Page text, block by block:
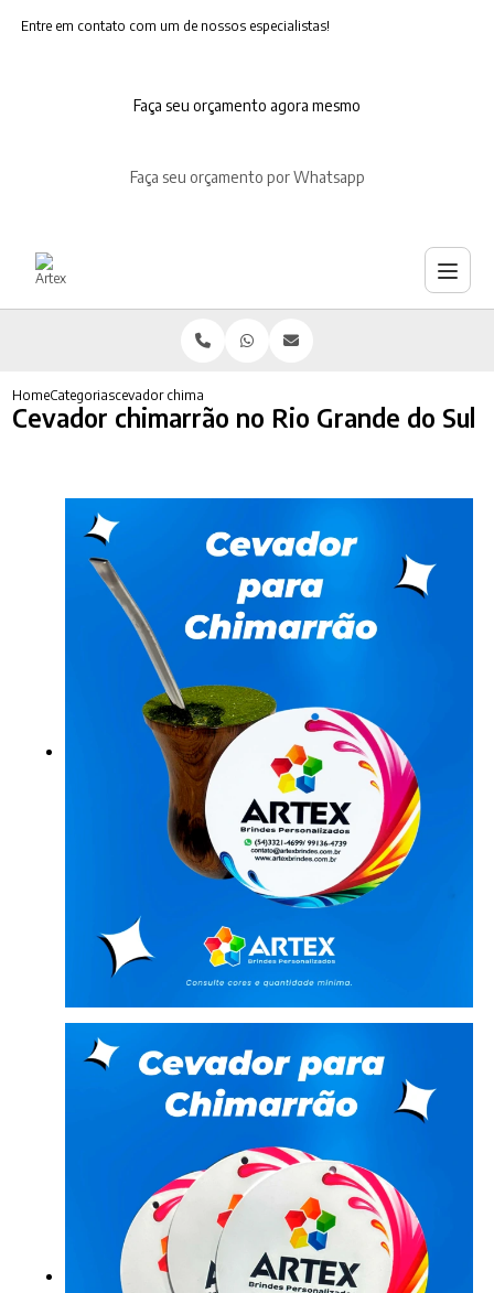
Entre em contato com um de nossos especialistas!
Faça seu orçamento agora mesmo
Faça seu orçamento por Whatsapp
HomeCategoriascevador chimarrao no rio grande do sul
Cevador chimarrão no Rio Grande do Sul